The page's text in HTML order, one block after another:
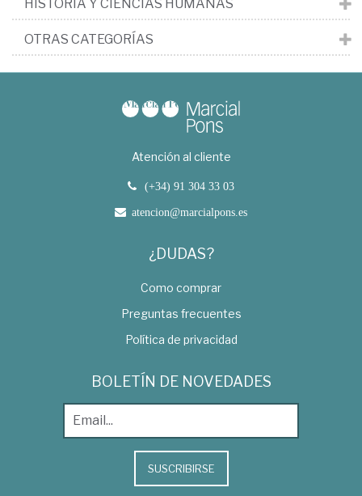
HISTORIA Y CIENCIAS HUMANAS
OTRAS CATEGORÍAS
Atención al cliente
(+34) 91 304 33 03
atencion@marcialpons.es
¿DUDAS?
Como comprar
Preguntas frecuentes
Política de privacidad
BOLETÍN DE NOVEDADES
SUSCRIBIRSE